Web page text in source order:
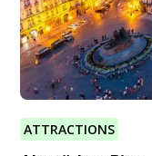
ATTRACTIONS